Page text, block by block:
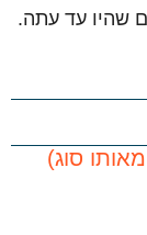
שהיו עד עתה.